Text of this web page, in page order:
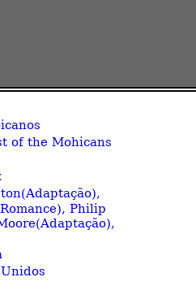
of the Mohicans
Philip